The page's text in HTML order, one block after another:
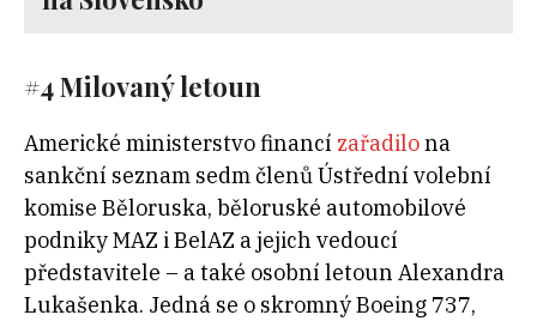
#4 Milovaný letoun
Americké ministerstvo financí zařadilona
sankční seznam sedm členů Ústřední volební
komise Běloruska, běloruské automobilové
podniky MAZ i BelAZ a jejich vedoucí
představitele – a také osobní letoun Alexandra
Lukašenka. Jedná se o skromný Boeing 737,